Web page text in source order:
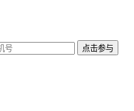
点击参与